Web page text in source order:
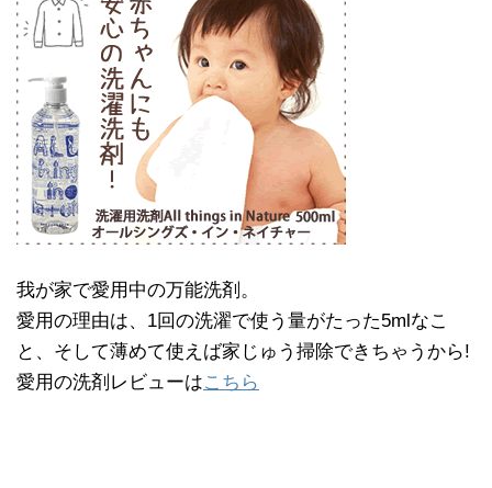
我が家で愛用中の万能洗剤。
愛用の理由は、1回の洗濯で使う量がたった5mlなこ
と、そして薄めて使えば家じゅう掃除できちゃうから!
愛用の洗剤レビューはこちら